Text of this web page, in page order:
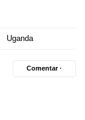
Uganda
Comentar ·